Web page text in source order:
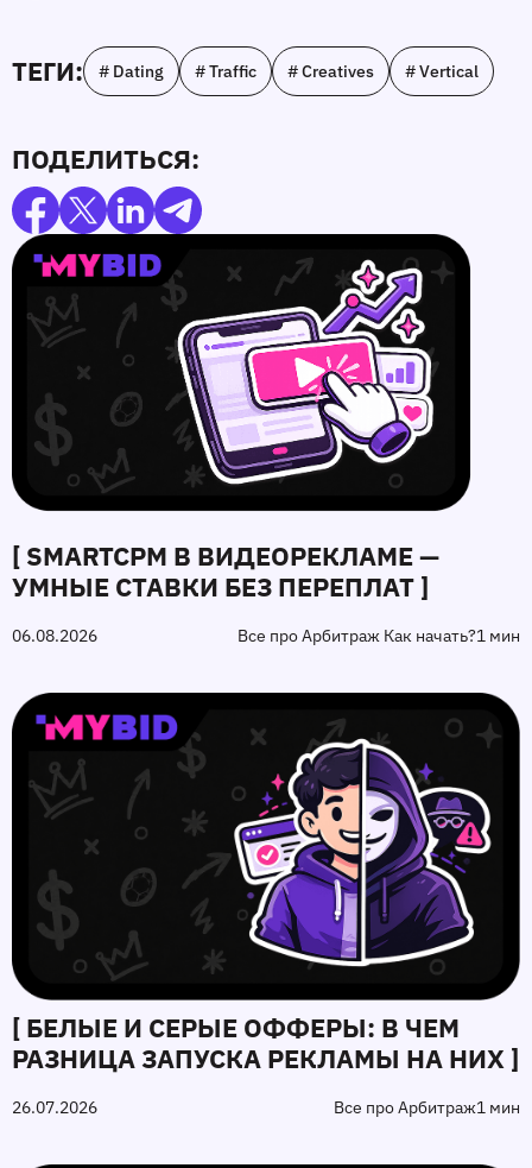
ТЕГИ: # Dating # Traffic # Creatives # Vertical
ПОДЕЛИТЬСЯ:
[ SMARTCPM В ВИДЕОРЕКЛАМЕ —
УМНЫЕ СТАВКИ БЕЗ ПЕРЕПЛАТ ]
06.08.2026 Все про Арбитраж Как начать?1 мин
[ БЕЛЫЕ И СЕРЫЕ ОФФЕРЫ: В ЧЕМ
РАЗНИЦА ЗАПУСКА РЕКЛАМЫ НА НИХ ]
26.07.2026 Все про Арбитраж1 мин